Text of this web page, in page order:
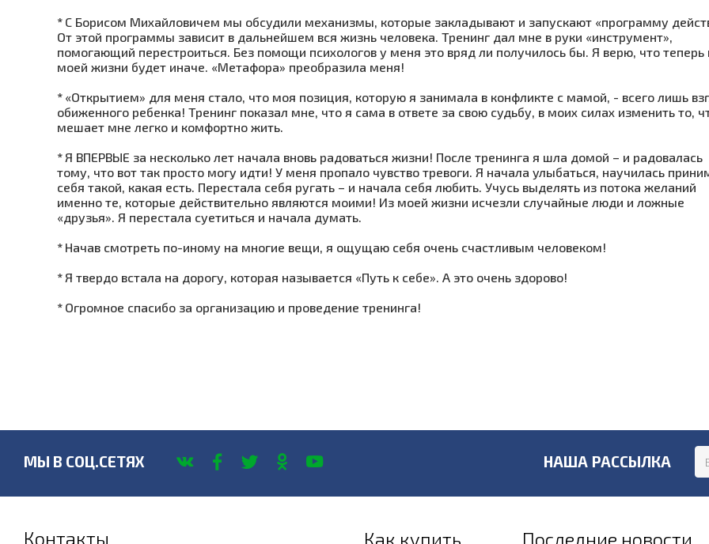
* С Борисом Михайловичем мы обсудили механизмы, которые закладывают и запускают «программу
От этой программы зависит в дальнейшем вся жизнь человека. Тренинг дал мне в руки «инструмент»,
помогающий перестроиться. Без помощи психологов у меня это вряд ли получилось бы. Я верю, что теперь
моей жизни будет иначе. «Метафора» преобразила меня!
* «Открытием» для меня стало, что моя позиция, которую я занимала в конфликте с мамой, - всего лишь
обиженного ребенка! Тренинг показал мне, что я сама в ответе за свою судьбу, в моих силах изменить то,
мешает мне легко и комфортно жить.
* Я ВПЕРВЫЕ за несколько лет начала вновь радоваться жизни! После тренинга я шла домой – и радовалась
тому, что вот так просто могу идти! У меня пропало чувство тревоги. Я начала улыбаться, научилась
себя такой, какая есть. Перестала себя ругать – и начала себя любить. Учусь выделять из потока желаний
именно те, которые действительно являются моими! Из моей жизни исчезли случайные люди и ложные
«друзья». Я перестала суетиться и начала думать.
* Начав смотреть по-иному на многие вещи, я ощущаю себя очень счастливым человеком!
* Я твердо встала на дорогу, которая называется «Путь к себе». А это очень здорово!
* Огромное спасибо за организацию и проведение тренинга!
МЫ В СОЦ.СЕТЯХ НАША РАССЫЛКА
Контакты Как купить Последние новости